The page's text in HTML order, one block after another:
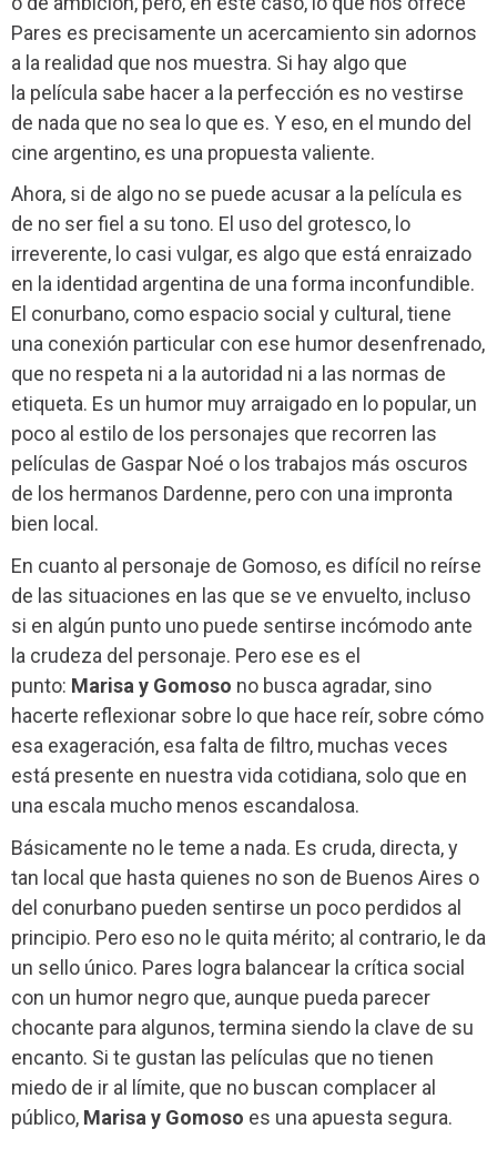
Pares es precisamente un acercamiento sin adornos
a la realidad que nos muestra. Si hay algo que
la película sabe hacer a la perfección es no vestirse
de nada que no sea lo que es. Y eso, en el mundo del
cine argentino, es una propuesta valiente.
Ahora, si de algo no se puede acusar a la película es
de no ser fiel a su tono. El uso del grotesco, lo
irreverente, lo casi vulgar, es algo que está enraizado
en la identidad argentina de una forma inconfundible.
El conurbano, como espacio social y cultural, tiene
una conexión particular con ese humor desenfrenado,
que no respeta ni a la autoridad ni a las normas de
etiqueta. Es un humor muy arraigado en lo popular, un
poco al estilo de los personajes que recorren las
películas de Gaspar Noé o los trabajos más oscuros
de los hermanos Dardenne, pero con una impronta
bien local.
En cuanto al personaje de Gomoso, es difícil no reírse
de las situaciones en las que se ve envuelto, incluso
si en algún punto uno puede sentirse incómodo ante
la crudeza del personaje. Pero ese es el
punto: Marisa y Gomoso no busca agradar, sino
hacerte reflexionar sobre lo que hace reír, sobre cómo
esa exageración, esa falta de filtro, muchas veces
está presente en nuestra vida cotidiana, solo que en
una escala mucho menos escandalosa.
Básicamente no le teme a nada. Es cruda, directa, y
tan local que hasta quienes no son de Buenos Aires o
del conurbano pueden sentirse un poco perdidos al
principio. Pero eso no le quita mérito; al contrario, le da
un sello único. Pares logra balancear la crítica social
con un humor negro que, aunque pueda parecer
chocante para algunos, termina siendo la clave de su
encanto. Si te gustan las películas que no tienen
miedo de ir al límite, que no buscan complacer al
público, Marisa y Gomoso es una apuesta segura.